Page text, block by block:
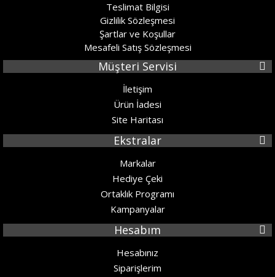
Teslimat Bilgisi
Gizlilik Sözleşmesi
Şartlar ve Koşullar
Mesafeli Satış Sözleşmesi
Müşteri Servisi
İletişim
Ürün İadesi
Site Haritası
Ekstralar
Markalar
Hediye Çeki
Ortaklık Programı
Kampanyalar
Hesabım
Hesabınız
Siparişlerim